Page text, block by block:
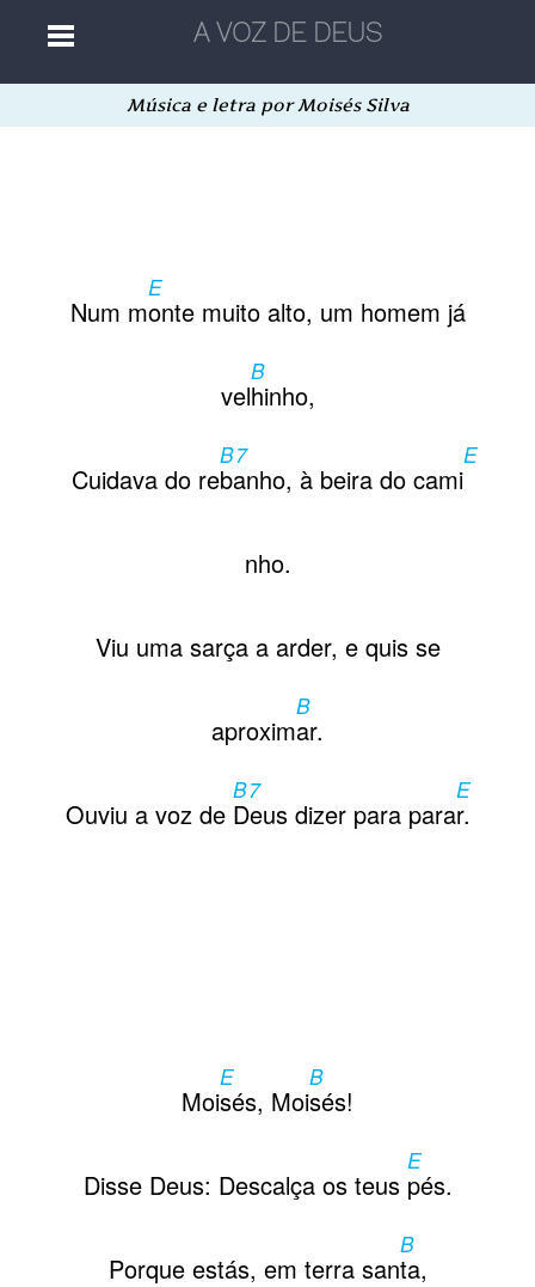
Home
Autores
Aleatória
Música e letra por Moisés Silva
Num m
E
onte muito alto, um homem já
vel
B
hinho,
Cuidava do re
B7
banho, à beira do cami
E
nho.
Viu uma sarça a arder, e quis se
aproxim
B
ar.
Ouviu a voz de
B7
Deus dizer para para
E
r.
Moi
E
sés, Moi
B
sés!
Disse Deus: Descalça os teus
E
pés.
Porque estás, em terra san
B
ta,